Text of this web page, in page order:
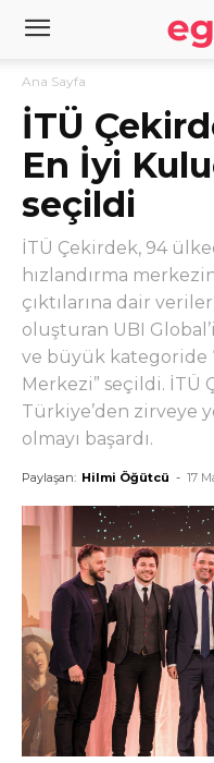
Ana Sayfa
İTÜ
En İyi
seçildi
İTÜ Çekirdek, 94
hızlandırma
çıktılarına dair
oluşturan UBI
ve büyük kategoride
Merkezi” seçildi.
Türkiye’den zirveye
olmayı başardı.
Paylaşan: Hilmi Öğütcü - 17